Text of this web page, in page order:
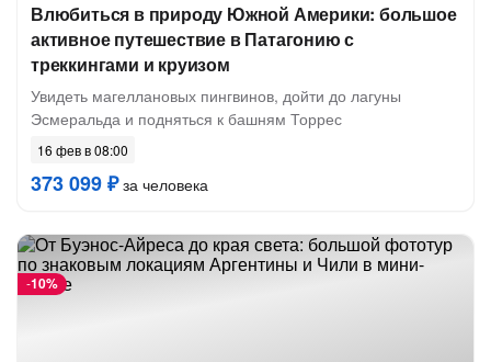
Влюбиться в природу Южной Америки: большое
активное путешествие в Патагонию с
треккингами и круизом
Увидеть магеллановых пингвинов, дойти до лагуны
Эсмеральда и подняться к башням Торрес
16 фев в 08:00
373 099 ₽за человека
-10%